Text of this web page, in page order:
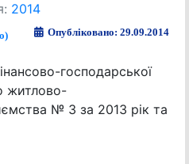
2014
Опубліковано: 29.09.2014
господарської
житлово-
№ 3 за 2013 рік та